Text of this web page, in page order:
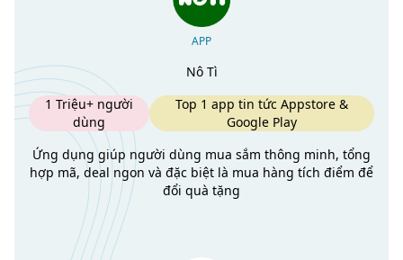
APP
Nô Tì
1 Triệu+ người
dùng
Top 1 app tin tức Appstore &
Google Play
Ứng dụng giúp người dùng mua sắm thông minh, tổng
hợp mã, deal ngon và đặc biệt là mua hàng tích điểm để
đổi quà tặng